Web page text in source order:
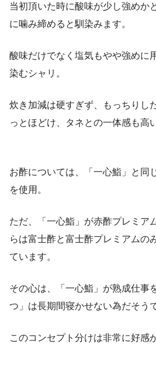
当初頂いた時に酸味が少し強めか
に噛み締めると馴染みます。
酸味だけでなく塩気もやや強めに
染むシャリ。
炊き加減は硬すぎず、もっちりし
っとほどけ、タネとの一体感も高
お酢については、「一心鮨」と同
を使用。
ただ、「一心鮨」が赤酢プレミア
らは富士酢と富士酢プレミアムの
ています。
その心は、「一心鮨」が熟成仕事
つ」は長期間寝かせない為だそう
このコンセプト分けは非常に好感